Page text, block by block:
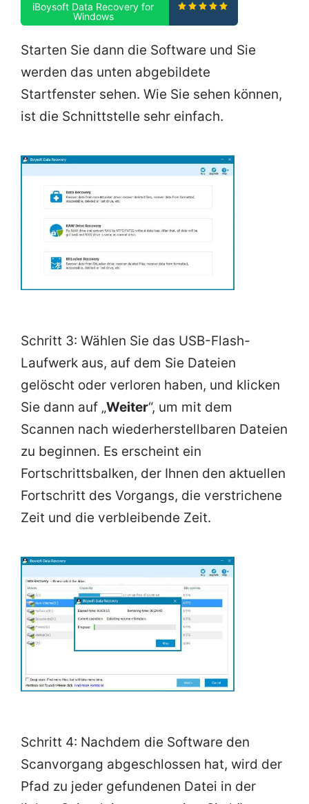
iBoysoft Data Recovery for
Windows
Starten Sie dann die Software und Sie
werden das unten abgebildete
Startfenster sehen. Wie Sie sehen können,
ist die Schnittstelle sehr einfach.
Schritt 3: Wählen Sie das USB-Flash-
Laufwerk aus, auf dem Sie Dateien
gelöscht oder verloren haben, und klicken
Sie dann auf „Weiter“, um mit dem
Scannen nach wiederherstellbaren Dateien
zu beginnen. Es erscheint ein
Fortschrittsbalken, der Ihnen den aktuellen
Fortschritt des Vorgangs, die verstrichene
Zeit und die verbleibende Zeit.
Schritt 4: Nachdem die Software den
Scanvorgang abgeschlossen hat, wird der
Pfad zu jeder gefundenen Datei in der